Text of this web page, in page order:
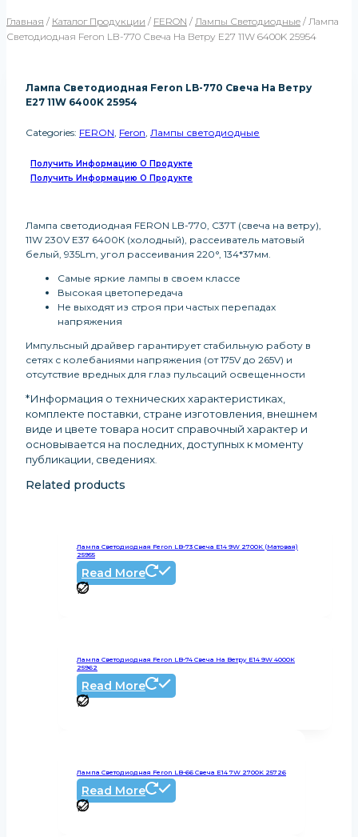
Главная / Каталог Продукции / FERON / Лампы Светодиодные / Лампа
Светодиодная Feron LB-770 Свеча На Ветру E27 11W 6400K 25954
Лампа Светодиодная Feron LB-770 Свеча На Ветру
E27 11W 6400K 25954
Categories: FERON, Feron, Лампы светодиодные
Получить Информацию О Продукте
Получить Информацию О Продукте
Лампа светодиодная FERON LB-770, C37T (свеча на ветру),
11W 230V E37 6400К (холодный), рассеиватель матовый
белый, 935Lm, угол рассеивания 220°, 134*37мм.
Самые яркие лампы в своем классе
Высокая цветопередача
Не выходят из строя при частых перепадах
напряжения
Импульсный драйвер гарантирует стабильную работу в
сетях с колебаниями напряжения (от 175V до 265V) и
отсутствие вредных для глаз пульсаций освещенности
*Информация о технических характеристиках,
комплекте поставки, стране изготовления, внешнем
виде и цвете товара носит справочный характер и
основывается на последних, доступных к моменту
публикации, сведениях.
Related products
Лампа Светодиодная Feron LB-73 Свеча E14 9W 2700K (Матовая)
25955
Read More
Лампа Светодиодная Feron LB-74 Свеча На Ветру E14 9W 4000K
25962
Read More
Лампа Светодиодная Feron LB-66 Свеча E14 7W 2700K 25726
Read More